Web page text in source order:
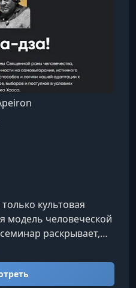
культовая
модель человеческой
раскрывает,
на
способность
порядок определяет